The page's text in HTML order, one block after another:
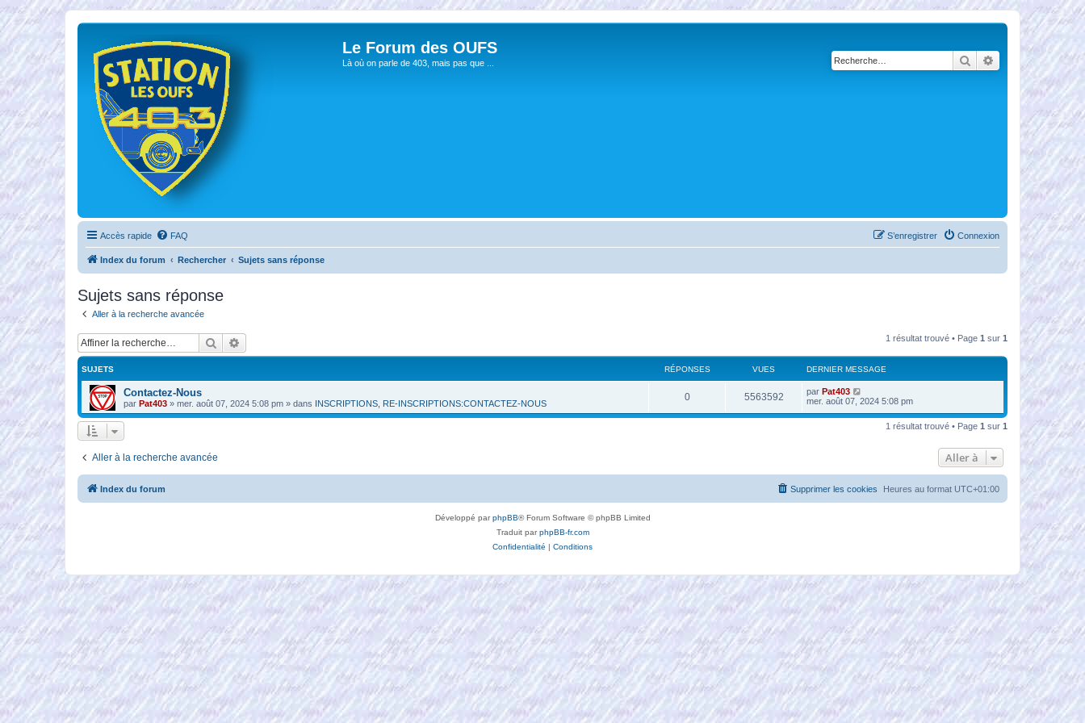
Le Forum des OUFS
Là où on parle de 403, mais pas que ... RechercherRecherche
Accès rapide FAQ Connexion
S’enregistrer
Index du forum Rechercher Sujets sans réponse
Sujets sans réponse
Aller à la recherche avancée
Rechercher 1 résultat trouvé • Page 1 sur 1
SUJETS RÉPONSES VUES DERNIER MESSAGE
Contactez-Nous
par Pat403 » mer. août 07, 2024 5:08 pm » dans INSCRIPTIONS, RE-INSCRIPTIONS:CONTACTEZ-NOUS
0 5563592 par Pat403
mer. août 07, 2024 5:08 pm
1 résultat trouvé • Page 1 sur 1
Aller à la recherche avancée Aller à
Index du forum Heures au format UTC+01:00
Supprimer les cookies
Développé parphpBB® Forum Software © phpBB Limited
Traduit parphpBB-fr.com
Confidentialité | Conditions